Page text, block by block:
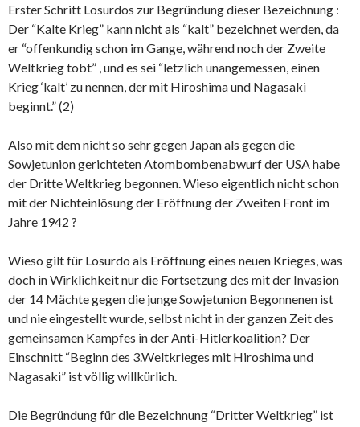
Erster Schritt Losurdos zur Begründung dieser Bezeichnung :
Der “Kalte Krieg” kann nicht als “kalt” bezeichnet werden, da
er “offenkundig schon im Gange, während noch der Zweite
Weltkrieg tobt” , und es sei “letzlich unangemessen, einen
Krieg ‘kalt’ zu nennen, der mit Hiroshima und Nagasaki
beginnt.” (2)
Also mit dem nicht so sehr gegen Japan als gegen die
Sowjetunion gerichteten Atombombenabwurf der USA habe
der Dritte Weltkrieg begonnen. Wieso eigentlich nicht schon
mit der Nichteinlösung der Eröffnung der Zweiten Front im
Jahre 1942 ?
Wieso gilt für Losurdo als Eröffnung eines neuen Krieges, was
doch in Wirklichkeit nur die Fortsetzung des mit der Invasion
der 14 Mächte gegen die junge Sowjetunion Begonnenen ist
und nie eingestellt wurde, selbst nicht in der ganzen Zeit des
gemeinsamen Kampfes in der Anti-Hitlerkoalition? Der
Einschnitt “Beginn des 3.Weltkrieges mit Hiroshima und
Nagasaki” ist völlig willkürlich.
Die Begründung für die Bezeichnung “Dritter Weltkrieg” ist